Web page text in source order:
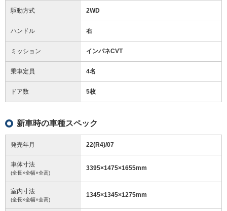
駆動方式 2WD
ハンドル 右
ミッション インパネCVT
乗車定員 4名
ドア数 5枚
新車時の車種スペック
発売年月 22(R4)/07
車体寸法
(全長×全幅×全高)
3395×1475×1655mm
室内寸法
(全長×全幅×全高)
1345×1345×1275mm